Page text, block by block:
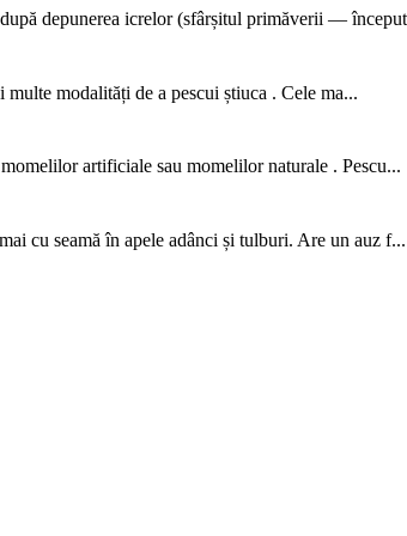
depunerea icrelor (sfârșitul primăverii —
modalități de a pescui știuca . Cele ma...
artificiale sau momelilor naturale . Pescu...
cu seamă în apele adânci și tulburi. Are un auz f...